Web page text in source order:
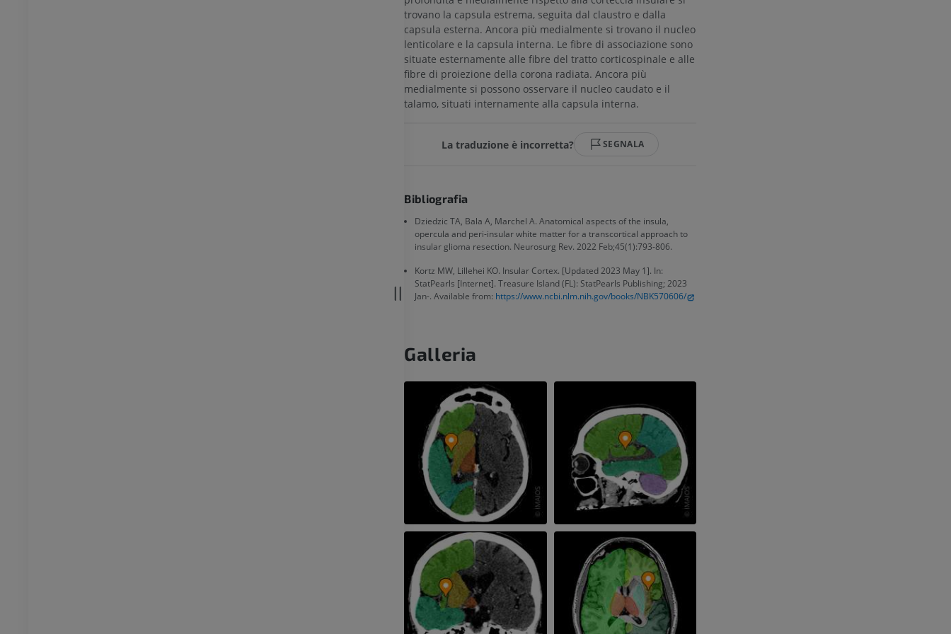
trovano la capsula estrema, seguita dal claustro e dalla
capsula esterna. Ancora più medialmente si trovano il nucleo
lenticolare e la capsula interna. Le fibre di associazione sono
situate esternamente alle fibre del tratto corticospinale e alle
fibre di proiezione della corona radiata. Ancora più
medialmente si possono osservare il nucleo caudato e il
talamo, situati internamente alla capsula interna.
La traduzione è incorretta? SEGNALA
Bibliografia
Dziedzic TA, Bala A, Marchel A. Anatomical aspects of the insula,
opercula and peri-insular white matter for a transcortical approach to
insular glioma resection. Neurosurg Rev. 2022 Feb;45(1):793-806.
Kortz MW, Lillehei KO. Insular Cortex. [Updated 2023 May 1]. In:
StatPearls [Internet]. Treasure Island (FL): StatPearls Publishing; 2023
Jan-. Available from: https://www.ncbi.nlm.nih.gov/books/NBK570606/
Galleria